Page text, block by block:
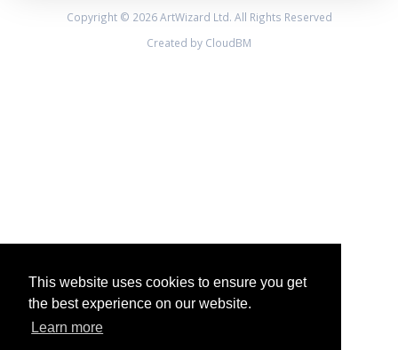
This website uses cookies to ensure you get
the best experience on our website.
Learn more
Copyright © 2026 ArtWizard Ltd. All Rights Reserved
Created by CloudBM